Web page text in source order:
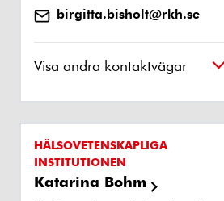
birgitta.bisholt@rkh.se
Visa andra kontaktvägar
HÄLSOVETENSKAPLIGA
INSTITUTIONEN
Katarina Bohm